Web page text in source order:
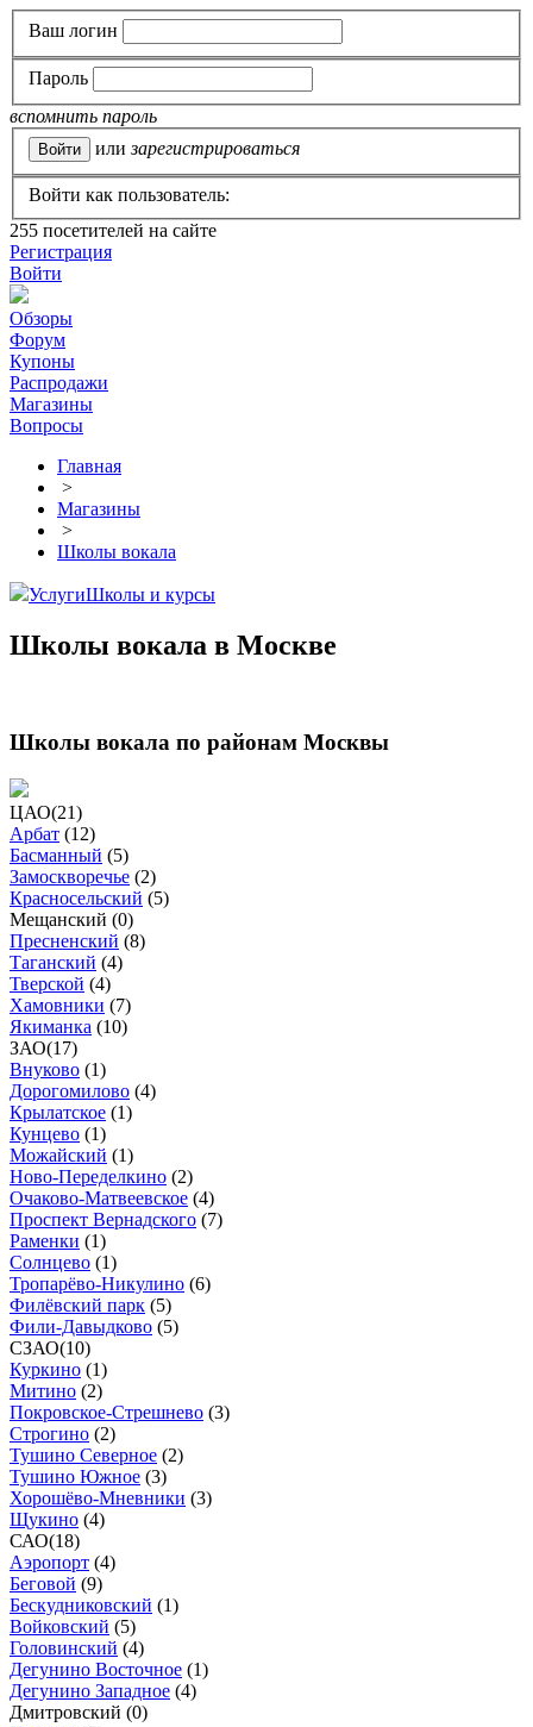
Ваш логин
Пароль
вспомнить пароль
или зарегистрироваться
Войти как пользователь:
255 посетителей на сайте
Регистрация
Войти
Обзоры
Форум
Купоны
Распродажи
Магазины
Вопросы
Главная
>
Магазины
>
Школы вокала
УслугиШколы и курсы
Школы вокала в Москве
Школы вокала по районам Москвы
ЦАО(21)
Арбат (12)
Басманный (5)
Замоскворечье (2)
Красносельский (5)
Мещанский (0)
Пресненский (8)
Таганский (4)
Тверской (4)
Хамовники (7)
Якиманка (10)
ЗАО(17)
Внуково (1)
Дорогомилово (4)
Крылатское (1)
Кунцево (1)
Можайский (1)
Ново-Переделкино (2)
Очаково-Матвеевское (4)
Проспект Вернадского (7)
Раменки (1)
Солнцево (1)
Тропарёво-Никулино (6)
Филёвский парк (5)
Фили-Давыдково (5)
СЗАО(10)
Куркино (1)
Митино (2)
Покровское-Стрешнево (3)
Строгино (2)
Тушино Северное (2)
Тушино Южное (3)
Хорошёво-Мневники (3)
Щукино (4)
САО(18)
Аэропорт (4)
Беговой (9)
Бескудниковский (1)
Войковский (5)
Головинский (4)
Дегунино Восточное (1)
Дегунино Западное (4)
Дмитровский (0)